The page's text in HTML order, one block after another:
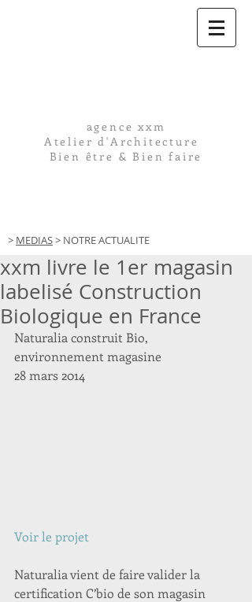
agence xxm
Atelier d'Architecture
Bien être & Bien faire
> MEDIAS> NOTRE ACTUALITE
xxm livre le 1er magasin
labelisé Construction
Biologique en France
Naturalia construit Bio,
environnement magasine
28 mars 2014
Voir le projet
Naturalia vient de faire valider la
certification C’bio de son magasin